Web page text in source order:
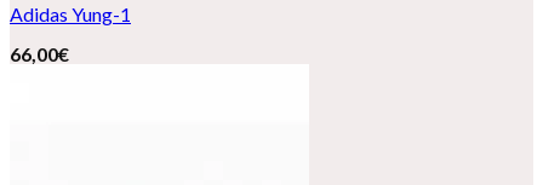
Adidas Yung-1
66,00€